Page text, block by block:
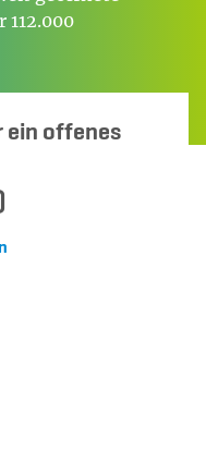
ein offenes